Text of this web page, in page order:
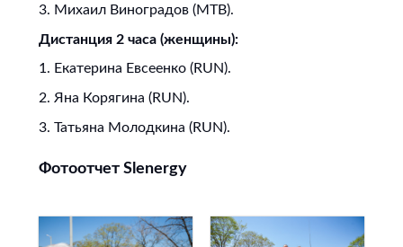
3. Михаил Виноградов (MTB).
Дистанция 2 часа (женщины):
1. Екатерина Евсеенко (RUN).
2. Яна Корягина (RUN).
3. Татьяна Молодкина (RUN).
Фотоотчет Slenergy